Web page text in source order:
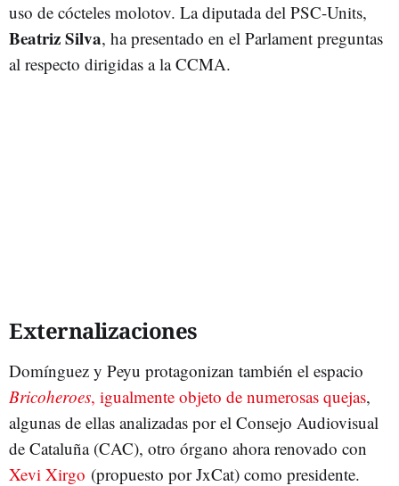
uso de cócteles molotov. La diputada del PSC-Units,
Beatriz Silva, ha presentado en el Parlament preguntas
al respecto dirigidas a la CCMA.
Externalizaciones
Domínguez y Peyu protagonizan también el espacio
Bricoheroes, igualmente objeto de numerosas quejas,
algunas de ellas analizadas por el Consejo Audiovisual
de Cataluña (CAC), otro órgano ahora renovado con
Xevi Xirgo (propuesto por JxCat) como presidente.